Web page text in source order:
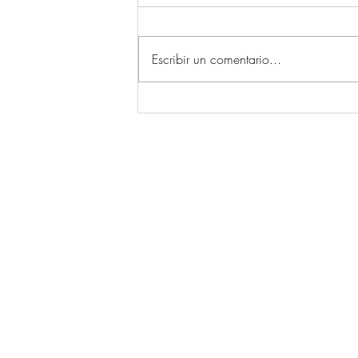
Escribir un comentario...